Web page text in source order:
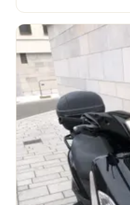
convient de respecter
En choisissant de louer
chaque locataire fait le
économique et bien
besoins de transport